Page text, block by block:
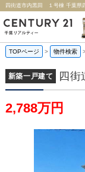
四街道市内黒田 １号棟 千葉県
TOPページ > 物件検索
新築一戸建て 四
2,788万円